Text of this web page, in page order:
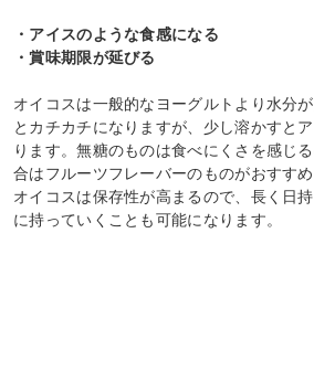
・アイスのような食感になる
・賞味期限が延びる
オイコスは一般的なヨーグルトより水分
とカチカチになりますが、少し溶かすと
ります。無糖のものは食べにくさを感じ
合はフルーツフレーバーのものがおすす
オイコスは保存性が高まるので、長く日
に持っていくことも可能になります。